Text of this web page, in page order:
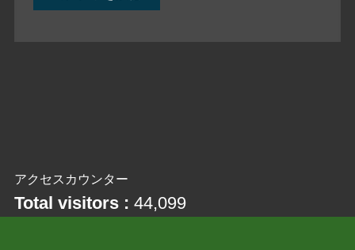
アクセスカウンター
Total visitors : 44,099